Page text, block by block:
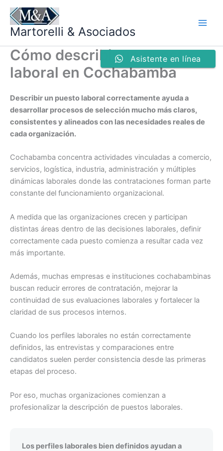
contenido
Martorelli & Asociados
Cómo describir un puesto
laboral en Cochabamba
Describir un puesto laboral correctamente ayuda a
desarrollar procesos de selección mucho más claros,
consistentes y alineados con las necesidades reales de
cada organización.
Cochabamba concentra actividades vinculadas a comercio,
servicios, logística, industria, administración y múltiples
dinámicas laborales donde las contrataciones forman parte
constante del funcionamiento organizacional.
A medida que las organizaciones crecen y participan
distintas áreas dentro de las decisiones laborales, definir
correctamente cada puesto comienza a resultar cada vez
más importante.
Además, muchas empresas e instituciones cochabambinas
buscan reducir errores de contratación, mejorar la
continuidad de sus evaluaciones laborales y fortalecer la
claridad de sus procesos internos.
Cuando los perfiles laborales no están correctamente
definidos, las entrevistas y comparaciones entre
candidatos suelen perder consistencia desde las primeras
etapas del proceso.
Por eso, muchas organizaciones comienzan a
profesionalizar la descripción de puestos laborales.
Los perfiles laborales bien definidos ayudan a
Asistente en línea